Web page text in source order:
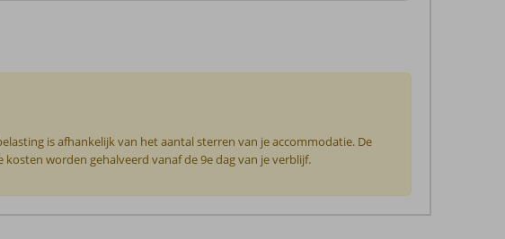
is afhankelijk van het aantal sterren van je accommodatie. De
worden gehalveerd vanaf de 9e dag van je verblijf.